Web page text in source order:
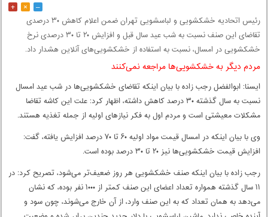
–
×
+
رئیس اتحادیه خشکشویی و لباسشویی تهران ضمن اعلام کاهش ۳۰ درصدی
تقاضای این صنف نسبت به شب عید سال قبل و افزایش ۲۰ تا ۳۰ درصدی نرخ
خشکشویی در امسال، نسبت به استفاده از خشکشویی‌های آنلاین هشدار داد.
مردم دیگر به خشکشویی‌ها مراجعه نمی‌کنند
ایسنا: ابوالفضل رجب زاده با بیان اینکه تقاضای خشکشویی‌ها در شب عید امسال
نسبت به سال گذشته ۳۰ درصد کاهش داشته، اظهار کرد: علت این کاشه تقاضا
مشکلات معیشتی است و مردم اول به فکر نیازهای اولیه از جمله تغذیه هستند.
وی با بیان اینکه در امسال قیمت مواد اولیه ۶۰ تا ۷۰ درصد افزایش یافته، گفت:
افزایش قیمت خشکشویی‌ها نیز ۲۰ تا ۳۰ درصد بوده است.
رجب زاده با بیان اینکه صنف خشکشویی هر روز ضعیف‌تر می‌شود، تصریح کرد: در
۱۱ سال گذشته همواره تعداد اعضای این صنف کمتر از ۱۰۰۰ نفر بوده، که نشان
می‌دهد به همان تعداد که به این صنف وارد، از آن خارج می‌شوند، چون سود و